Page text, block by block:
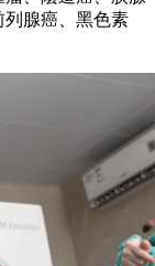
腺癌、黑色素